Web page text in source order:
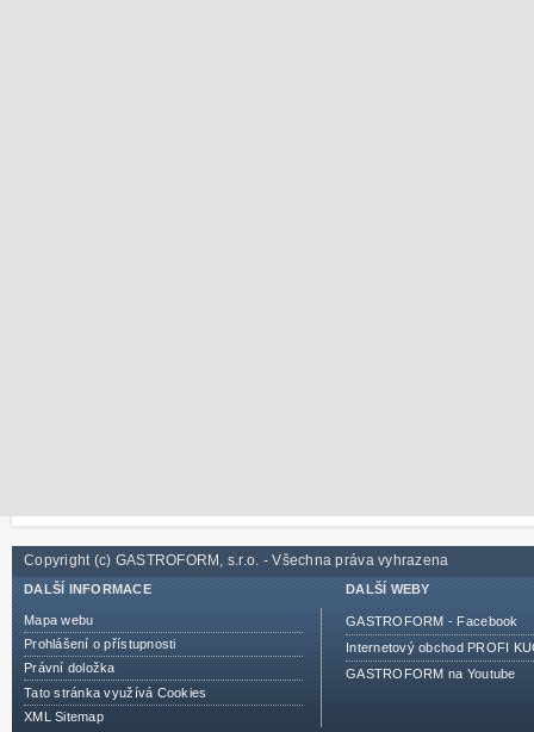
Copyright (c) GASTROFORM, s.r.o. - Všechna práva vyhrazena
DALŠÍ WEBY
GASTROFORM - Facebook
Internetový obchod PROFI
GASTROFORM na Youtube
DALŠÍ INFORMACE
Mapa webu
Prohlášení o přístupnosti
Právní doložka
Tato stránka využívá Cookies
XML Sitemap